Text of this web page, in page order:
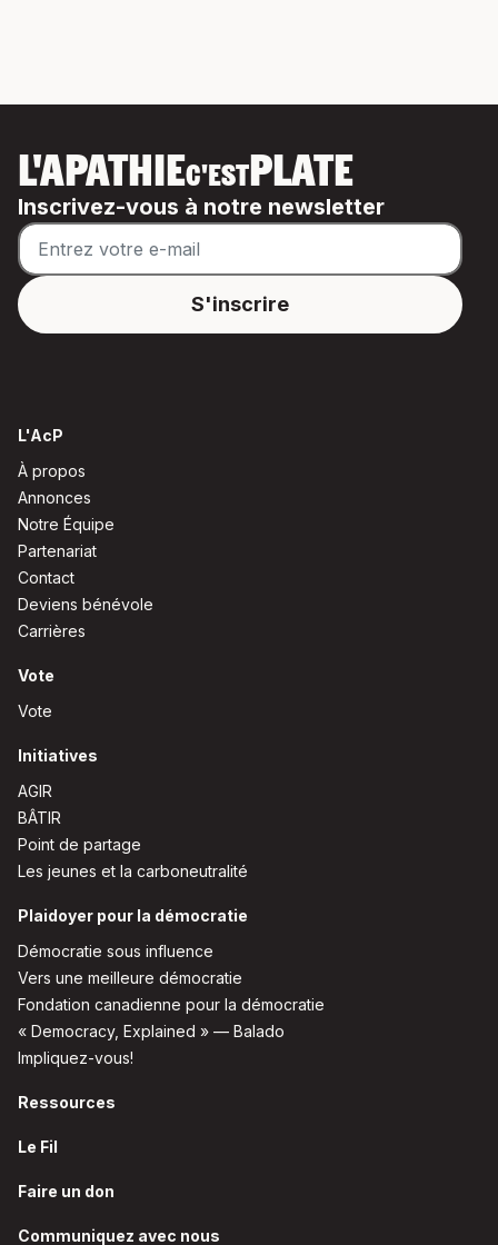
L'APATHIEC'ESTPLATE
Inscrivez-vous à notre newsletter
L'AcP
À propos
Annonces
Notre Équipe
Partenariat
Contact
Deviens bénévole
Carrières
Vote
Vote
Initiatives
AGIR
BÂTIR
Point de partage
Les jeunes et la carboneutralité
Plaidoyer pour la démocratie
Démocratie sous influence
Vers une meilleure démocratie
Fondation canadienne pour la démocratie
« Democracy, Explained » — Balado
Impliquez-vous!
Ressources
Le Fil
Faire un don
Communiquez avec nous